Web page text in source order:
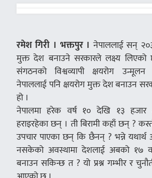
रमेश गिरी । भक्तपुर । नेपाललाई सन्
मुक्त देश बनाउने सरकारले लक्ष्य लिएको
संगठनको विश्वव्यापी क्षयरोग
नेपाललाई पनि क्षयरोग मुक्त देश बनाउन
हो ।
नेपालमा हरेक वर्ष १० देखि १३ हजार
हराइरहेका छन् । ती बिरामी कहाँ छन् ?
उपचार पाएका छन् कि छैनन् ? भन्ने
नसकेको अवस्थामा देशलाई अबको १७
बनाउन सकिन्छ त ? यो प्रश्न गम्भीर र